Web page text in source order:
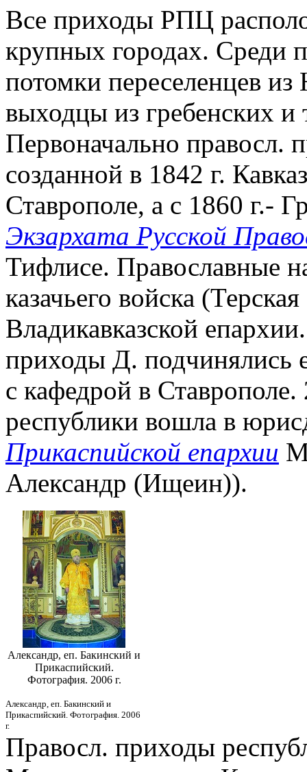
Все приходы РПЦ
крупных городах. Среди
потомки переселенцев
выходцы из гребенских и
Первоначально правосл.
созданной в 1842 г.
Ставрополе, а с 1860 г.-
Экзархата Русской
Тифлисе. Православные
казачьего войска
Владикавказской
приходы Д. подчинялись
с кафедрой в
республики вошла в
Прикаспийской епархии
Александр (Ищеин)).
Александр, еп. Бакинский и
Прикаспийский.
Фотография. 2006 г.
Александр, еп. Бакинский и
Прикаспийский. Фотография. 2006
г.
Правосл. приходы